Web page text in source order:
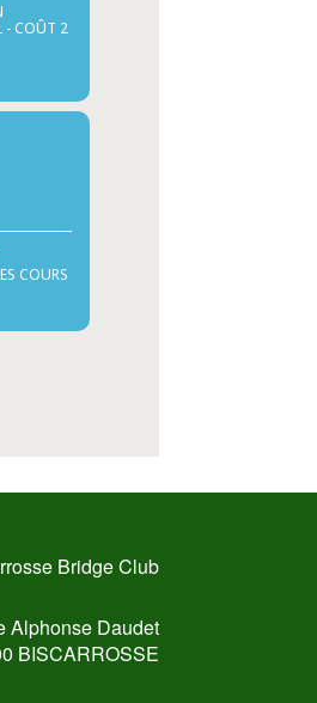
- COÛT 2
COURS
Bridge Club
Alphonse Daudet
BISCARROSSE